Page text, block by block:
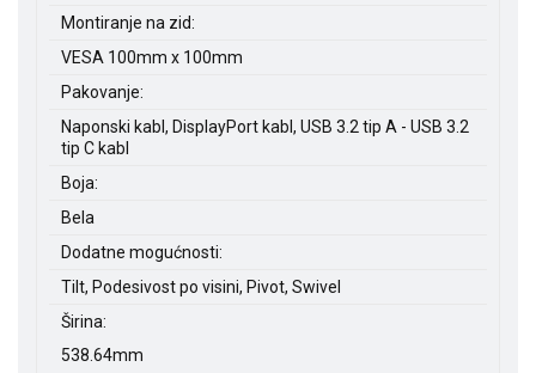
Montiranje na zid:
VESA 100mm x 100mm
Pakovanje:
Naponski kabl, DisplayPort kabl, USB 3.2 tip A - USB 3.2
tip C kabl
Boja:
Bela
Dodatne mogućnosti:
Tilt, Podesivost po visini, Pivot, Swivel
Širina:
538.64mm